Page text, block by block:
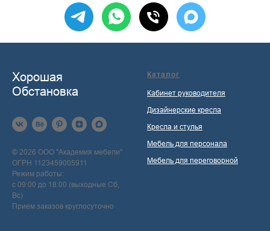
Хорошая
Обстановка
© 2026 ООО "Академия мебели"
ОГРН 1123459005911
Режим работы:
с 09:00 до 18:00 (выходные Сб,
Вс)
Прием заказов круглосуточно
Каталог
Кабинет руководителя
Дизайнерские кресла
Кресла и стулья
Мебель для персонала
Мебель для переговорной